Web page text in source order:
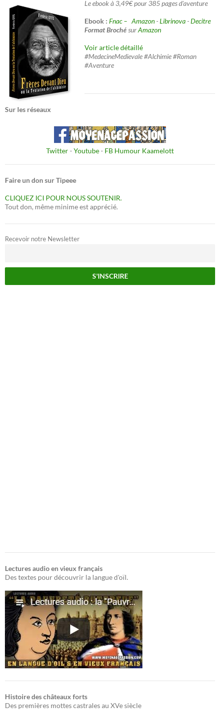
Le ebook à 3,49€ pour 385 pages d'aventure
Ebook : Fnac – Amazon-Librinova-Decitre
Format BrochésurAmazon
Voir article détaillé
#MedecineMedievale #Alchimie #Roman
#Aventure
Sur les réseaux
Twitter- Youtube- FB Humour Kaamelott
Faire un don sur Tipeee
CLIQUEZ ICI POUR NOUS SOUTENIR.
Tout don, même minime est apprécié.
Recevoir notre Newsletter
Lectures audio en vieux français
Des textes pour découvrir la langue d'oïl.
Histoire des châteaux forts
Des premières mottes castrales au XVe siècle